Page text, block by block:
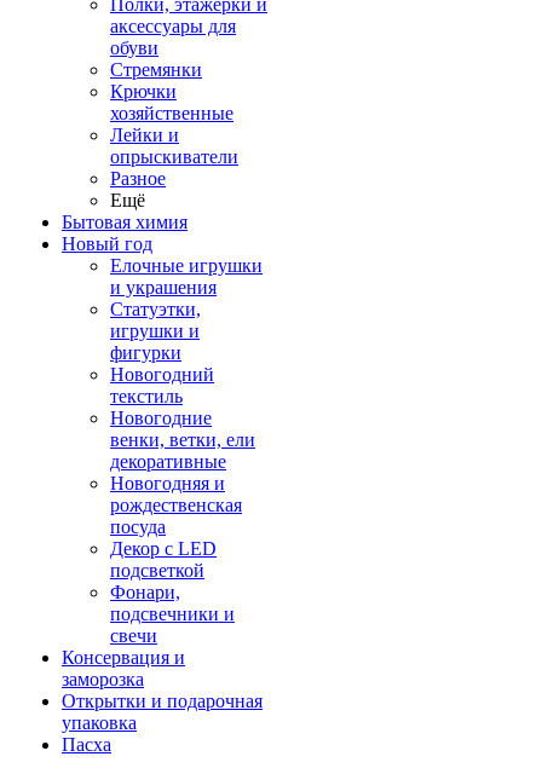
Полки, этажерки и
аксессуары для
обуви
Стремянки
Крючки
хозяйственные
Лейки и
опрыскиватели
Разное
Ещё
Бытовая химия
Новый год
Елочные игрушки
и украшения
Статуэтки,
игрушки и
фигурки
Новогодний
текстиль
Новогодние
венки, ветки, ели
декоративные
Новогодняя и
рождественская
посуда
Декор с LED
подсветкой
Фонари,
подсвечники и
свечи
Консервация и
заморозка
Открытки и подарочная
упаковка
Пасха